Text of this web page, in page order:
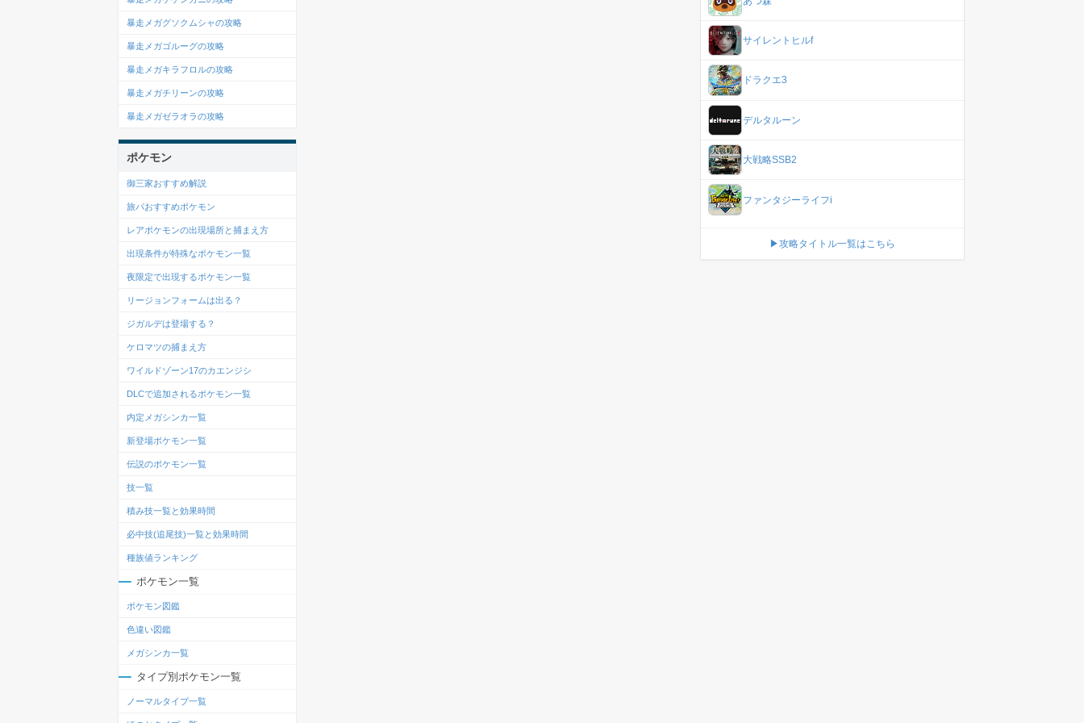
暴走メガグソクムシャの攻略
暴走メガゴルーグの攻略
暴走メガキラフロルの攻略
暴走メガチリーンの攻略
暴走メガゼラオラの攻略
ポケモン
御三家おすすめ解説
旅パおすすめポケモン
レアポケモンの出現場所と捕まえ方
出現条件が特殊なポケモン一覧
夜限定で出現するポケモン一覧
リージョンフォームは出る？
ジガルデは登場する？
ケロマツの捕まえ方
ワイルドゾーン17のカエンジシ
DLCで追加されるポケモン一覧
内定メガシンカ一覧
新登場ポケモン一覧
伝説のポケモン一覧
技一覧
積み技一覧と効果時間
必中技(追尾技)一覧と効果時間
種族値ランキング
ポケモン一覧
ポケモン図鑑
色違い図鑑
メガシンカ一覧
タイプ別ポケモン一覧
ノーマルタイプ一覧
サイレントヒルf
ドラクエ3
デルタルーン
大戦略SSB2
ファンタジーライフi
▶攻略タイトル一覧はこちら